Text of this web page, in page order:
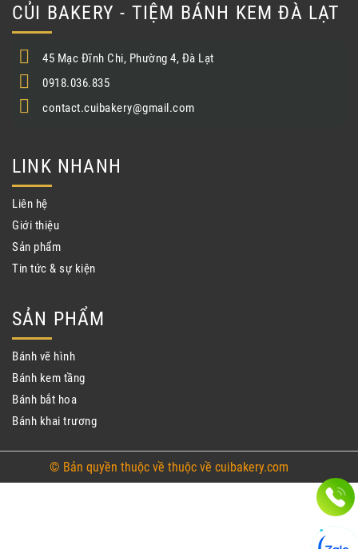
CỦI BAKERY - TIỆM BÁNH KEM ĐÀ LẠT
45 Mạc Đĩnh Chi, Phường 4, Đà Lạt
0918.036.835
contact.cuibakery@gmail.com
LINK NHANH
Liên hệ
Giới thiệu
Sản phẩm
Tin tức & sự kiện
SẢN PHẨM
Bánh vẽ hình
Bánh kem tầng
Bánh bắt hoa
Bánh khai trương
© Bản quyền thuộc về thuộc về cuibakery.com